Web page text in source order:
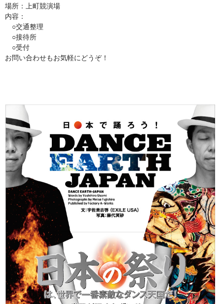
場所：上町競演場
内容：
○交通整理
○接待所
○受付
お問い合わせもお気軽にどうぞ！